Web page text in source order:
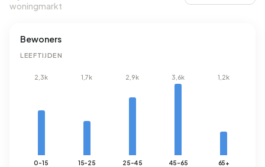
woningmarkt
Bewoners
LEEFTIJDEN
2,3k
0-15
1,7k
15-25
2,9k
25-45
3,6k
45-65
1,2k
65+